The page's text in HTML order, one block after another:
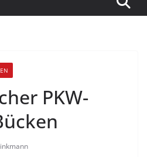
PKW-